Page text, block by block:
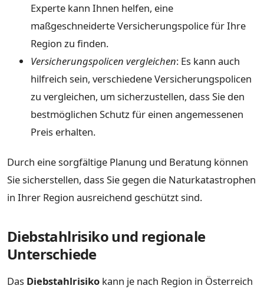
Experte kann Ihnen helfen, eine
maßgeschneiderte Versicherungspolice für Ihre
Region zu finden.
Versicherungspolicen vergleichen: Es kann auch
hilfreich sein, verschiedene Versicherungspolicen
zu vergleichen, um sicherzustellen, dass Sie den
bestmöglichen Schutz für einen angemessenen
Preis erhalten.
Durch eine sorgfältige Planung und Beratung können
Sie sicherstellen, dass Sie gegen die Naturkatastrophen
in Ihrer Region ausreichend geschützt sind.
Diebstahlrisiko und regionale
Unterschiede
Das Diebstahlrisiko kann je nach Region in Österreich